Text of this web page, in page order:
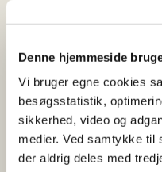
Denne hjemmeside
Vi bruger egne cookies
besøgsstatistik,
sikkerhed, video og
medier. Ved samtykke til
der aldrig deles med
finde grænseværdier
novel food-produkter
GMP
Krydskontamination fra